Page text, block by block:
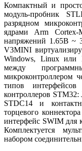
Компактный и
модуль-пробник
разрядном
ядрами Arm Cortex-
напряжений 1.65В ~
V3MINI
Windows, Linux или
между
микроконтроллером
типов
контроллеров
STDC14 и
торцевого
интерфейс SWIM для
Комплектуется
набором